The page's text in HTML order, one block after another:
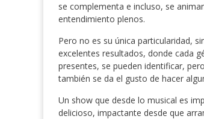
se complementa e incluso, se
entendimiento plenos.
Pero no es su única particularidad,
excelentes resultados, donde cada
presentes, se pueden identificar,
también se da el gusto de hacer
Un show que desde lo musical es
delicioso, impactante desde que